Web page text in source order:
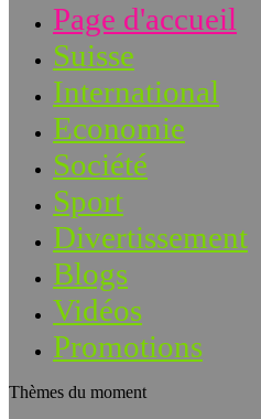
Page d'accueil
Suisse
International
Economie
Société
Sport
Divertissement
Blogs
Vidéos
Promotions
Thèmes du moment